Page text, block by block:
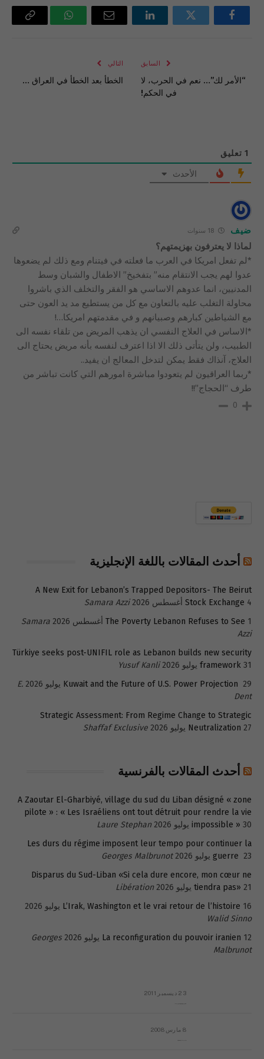
فيسبوك تويتر لينكدإن
البريد
واتساب Copy
السابق
“الأمر لك”… نعم في الحرب، لا
في الحكم!
التالي
الخطأ بعد الخطأ في العراق …
1 تعليق
الأحدث
ضيف 18 سنوات
لماذا لا يعترفون بهزيمتهم؟
*لم تفعل امريكا في العرب ما فعلته في فيتنام ومع ذلك لم يضعوها
عدوا لهم يجب الانتقام منه” بتفخيخ” الاطفال والشبان وسط
المدنيين، انما عدوهم الاساسي هو الفقر والتخلف الذي باشروا
محاولة التغلب عليه بالتعاون مع كل من يستطيع مد يد العون حتى
مع الشياطين كبارهم وصبيانهم و في مقدمتهم امريكا…!
*الاساس في العلاج النفسي ان يذهب المريض من تلقاء نفسه الى
الطبيب، ولن يتأتى ذلك الا اذا اعترف لنفسه بأنه مريض يحتاج الى
العلاج، آنذاك فقط يمكن لتدخل المعالج ان يفيد..
*ربما العراقيون لم يتعودوا مباشرة امورهم التي كانت تباشر من
طرف “الحجاج”!!
0
أحدث المقالات باللغة الإنجليزية
A New Exit for Lebanon’s Trapped Depositors- The Beirut
Stock Exchange 4 أغسطس 2026
Samara Azzi
The Poverty Lebanon Refuses to See 1 أغسطس 2026
Samara
Azzi
Türkiye seeks post-UNIFIL role as Lebanon builds new security
framework 31 يوليو 2026
Yusuf Kanli
Kuwait and the Future of U.S. Power Projection 29 يوليو 2026
E.
Dent
Strategic Assessment: From Regime Change to Strategic
Neutralization 27 يوليو 2026 Shaffaf Exclusive
أحدث المقالات بالفرنسية
A Zaoutar El-Gharbiyé, village du sud du Liban désigné « zone
pilote » : « Les Israéliens ont tout détruit pour rendre la vie
impossible » 30 يوليو 2026
Laure Stephan
Les durs du régime imposent leur tempo pour continuer la
guerre 23 يوليو 2026
Georges Malbrunot
Disparus du Sud-Liban «Si cela dure encore, mon cœur ne
tiendra pas» 21 يوليو 2026
Libération
L’Irak, Washington et le vrai retour de l’histoire 16 يوليو 2026
Walid Sinno
La reconfiguration du pouvoir iranien 12 يوليو 2026
Georges
Malbrunot
23 ديسمبر 2011
8 مارس 2008